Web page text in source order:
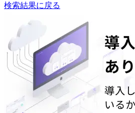
検索結果に戻る